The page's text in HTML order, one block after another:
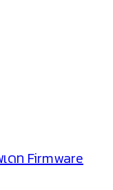
ดท Firmware